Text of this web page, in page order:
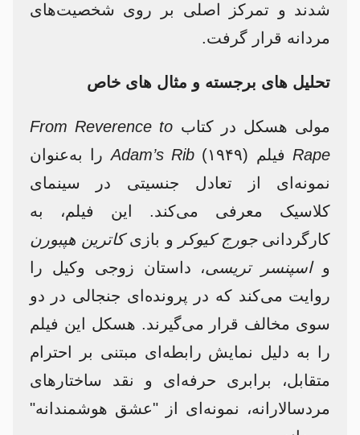
شدند و تمرکز اصلی بر روی شخصیت‌های
مردانه قرار گرفت.​
تحلیل های برجسته و مثال های خاص
مولی هسکل در کتاب From Reverence to
Rape فیلم Adam’s Rib(۱۹۴۹) را به‌عنوان
نمونه‌ای از تعادل جنسیتی در سینمای
کلاسیک معرفی می‌کند. این فیلم، به
کارگردانیجورج کیوکر و بازیکاترین هپبورن
واسپنسر تریسی، داستان زوجی وکیل را
روایت می‌کند که در پرونده‌ای جنجالی در دو
سوی مخالف قرار می‌گیرند. هسکل این فیلم
را به دلیل نمایش رابطه‌ای مبتنی بر احترام
متقابل، برابری حرفه‌ای و نقد ساختارهای
مردسالارانه، نمونه‌ای از "عشق هوشمندانه"